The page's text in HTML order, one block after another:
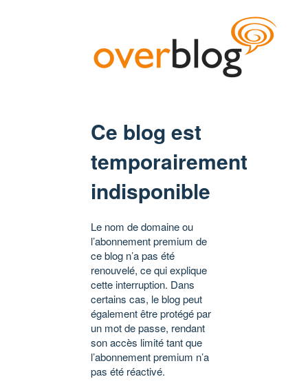
Ce blog est
temporairement
indisponible
Le nom de domaine ou
l’abonnement premium de
ce blog n’a pas été
renouvelé, ce qui explique
cette interruption. Dans
certains cas, le blog peut
également être protégé par
un mot de passe, rendant
son accès limité tant que
l’abonnement premium n’a
pas été réactivé.